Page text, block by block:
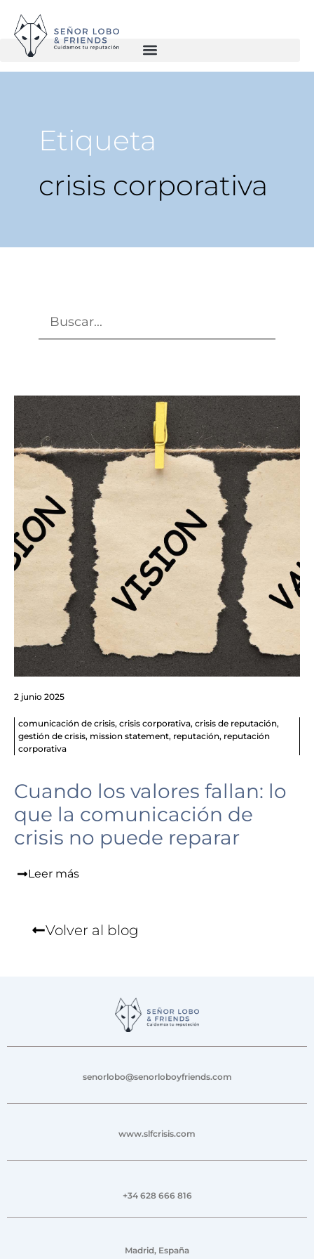
Etiqueta
crisis corporativa
2 junio 2025
comunicación de crisis, crisis corporativa, crisis de reputación,
gestión de crisis, mission statement, reputación, reputación
corporativa
Cuando los valores fallan: lo
que la comunicación de
crisis no puede reparar
Leer más
Volver al blog
senorlobo@senorloboyfriends.com
www.slfcrisis.com
+34 628 666 816
Madrid, España